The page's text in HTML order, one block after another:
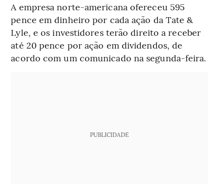
A empresa norte-americana ofereceu 595
pence em dinheiro por cada ação da Tate &
Lyle, e os investidores terão direito a receber
até 20 pence por ação em dividendos, de
acordo com um comunicado na segunda-feira.
PUBLICIDADE